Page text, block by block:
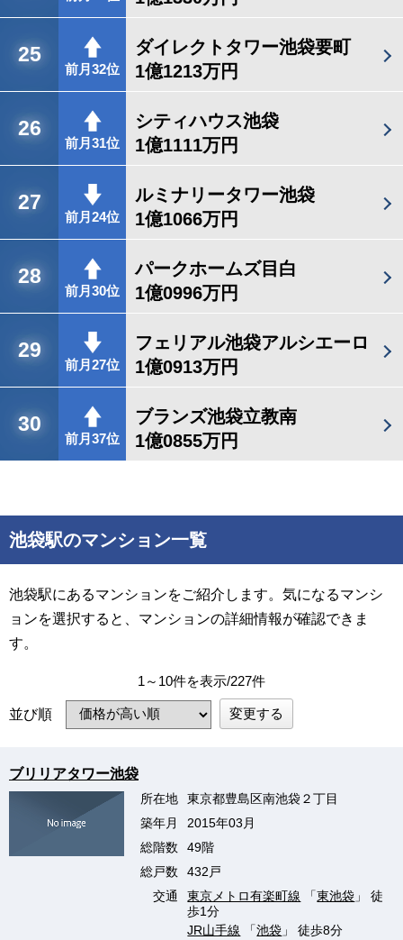
25
前月32位
ダイレクトタワー池袋要町
1億1213万円
26
前月31位
シティハウス池袋
1億1111万円
27
前月24位
ルミナリータワー池袋
1億1066万円
28
前月30位
パークホームズ目白
1億0996万円
29
前月27位
フェリアル池袋アルシエーロ
1億0913万円
30
前月37位
ブランズ池袋立教南
1億0855万円
池袋駅のマンション一覧
池袋駅にあるマンションをご紹介します。気になるマンシ
ョンを選択すると、マンションの詳細情報が確認できま
す。
1～10件を表示/227件
並び順 変更する
ブリリアタワー池袋
所在地
東京都豊島区南池袋２丁目
築年月
2015年03月
総階数
49階
総戸数
432戸
交通
東京メトロ有楽町線 「東池袋 」 徒
歩1分
JR山手線 「池袋 」 徒歩8分